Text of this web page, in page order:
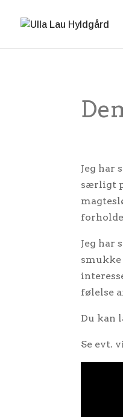
Jeg har
særligt
Jeg har
smukke
følelse
Du kan
Se evt.